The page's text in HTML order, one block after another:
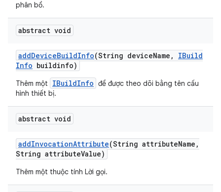
phân bổ.
abstract void
addDeviceBuildInfo(String deviceName ,
IBuild
Info buildinfo)
Thêm một IBuildInfo để được theo dõi bằng tên cấu
hình thiết bị.
abstract void
addInvocationAttribute(String attributeName ,
String attributeValue)
Thêm một thuộc tính Lời gọi.